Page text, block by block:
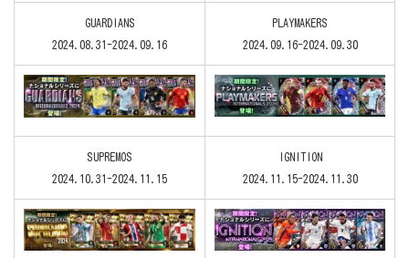
GUARDIANS
2024.08.31-2024.09.16
PLAYMAKERS
2024.09.16-2024.09.30
SUPREMOS
2024.10.31-2024.11.15
IGNITION
2024.11.15-2024.11.30